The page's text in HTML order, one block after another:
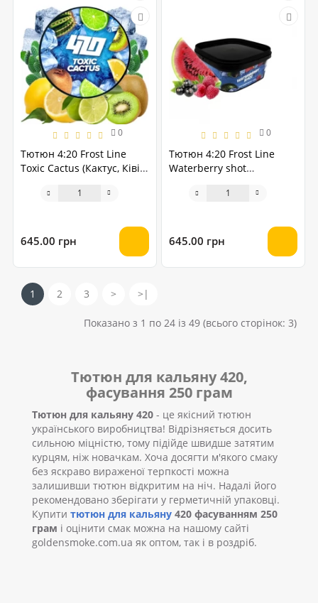
0
Тютюн 4:20 Frost Line
Toxic Cactus (Кактус, Ківі,
645.00 грн
0
Тютюн 4:20 Frost Line
Waterberry shot
Кавун) 250 грам
645.00 грн
1 2 3 > >|
Показано з 1 по 24 із 49 (всього сторінок: 3)
Тютюн для кальяну 420,
фасування 250 грам
Тютюн для кальяну 420 - це якісний тютюн
українського виробництва! Відрізняється досить
сильною міцністю, тому підійде швидше затятим
курцям, ніж новачкам. Хоча досягти м'якого смаку
без яскраво вираженої терпкості можна
залишивши тютюн відкритим на ніч. Надалі його
рекомендовано зберігати у герметичній упаковці.
Купити тютюн для кальяну 420 фасуванням 250
грам і оцінити смак можна на нашому сайті
goldensmoke.com.ua як оптом, так і в роздріб.